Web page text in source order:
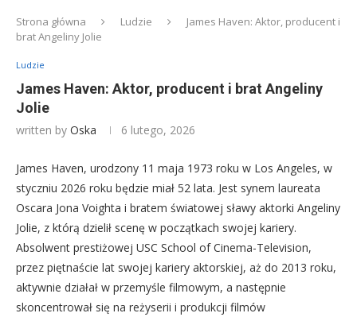
Strona główna Ludzie
James Haven: Aktor, producent i
brat Angeliny Jolie
Ludzie
James Haven: Aktor, producent i brat Angeliny
Jolie
written by Oska 6 lutego, 2026
James Haven, urodzony 11 maja 1973 roku w Los Angeles, w
styczniu 2026 roku będzie miał 52 lata. Jest synem laureata
Oscara Jona Voighta i bratem światowej sławy aktorki Angeliny
Jolie, z którą dzielił scenę w początkach swojej kariery.
Absolwent prestiżowej USC School of Cinema-Television,
przez piętnaście lat swojej kariery aktorskiej, aż do 2013 roku,
aktywnie działał w przemyśle filmowym, a następnie
skoncentrował się na reżyserii i produkcji filmów